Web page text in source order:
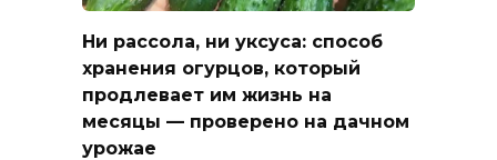
Ни рассола, ни уксуса: способ
хранения огурцов, который
продлевает им жизнь на
месяцы — проверено на дачном
урожае